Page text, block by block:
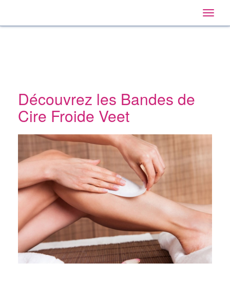
Primary
Kong
Toggle
Découvrez les Bandes de
Cire Froide Veet